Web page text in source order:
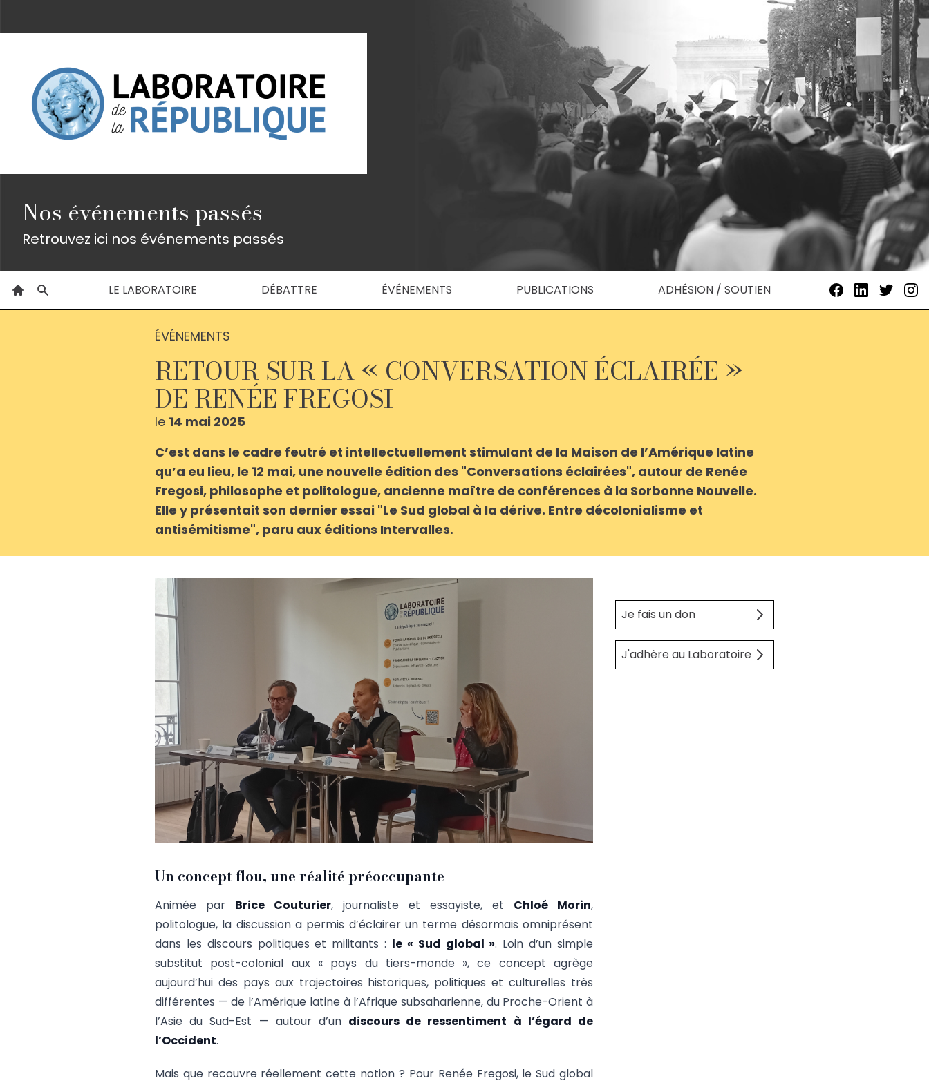
Nos événements passés
Retrouvez ici nos événements passés
LE LABORATOIRE DÉBATTRE ÉVÉNEMENTS PUBLICATIONS ADHÉSION / SOUTIEN
ÉVÉNEMENTS
RETOUR SUR LA « CONVERSATION ÉCLAIRÉE »
DE RENÉE FREGOSI
le 14 mai 2025
C’est dans le cadre feutré et intellectuellement stimulant de la Maison de l’Amérique latine
qu’a eu lieu, le 12 mai, une nouvelle édition des "Conversations éclairées", autour de Renée
Fregosi, philosophe et politologue, ancienne maître de conférences à la Sorbonne Nouvelle.
Elle y présentait son dernier essai "Le Sud global à la dérive. Entre décolonialisme et
antisémitisme", paru aux éditions Intervalles.
Un concept flou, une réalité préoccupante
Animée par Brice Couturier, journaliste et essayiste, et Chloé Morin,
politologue, la discussion a permis d’éclairer un terme désormais omniprésent
dans les discours politiques et militants : le « Sud global ». Loin d’un simple
substitut post-colonial aux « pays du tiers-monde », ce concept agrège
aujourd’hui des pays aux trajectoires historiques, politiques et culturelles très
différentes — de l’Amérique latine à l’Afrique subsaharienne, du Proche-Orient à
l’Asie du Sud-Est — autour d’un discours de ressentiment à l’égard de
l’Occident.
Mais que recouvre réellement cette notion ? Pour Renée Fregosi, le Sud global
Je fais un don
J'adhère au Laboratoire